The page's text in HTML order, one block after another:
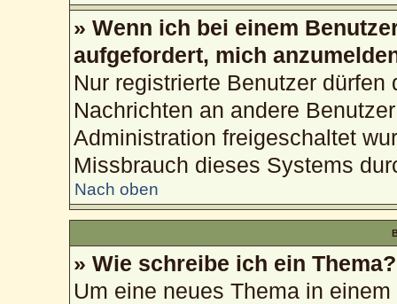
» Wenn ich bei einem
aufgefordert, mich
Nur registrierte Benutzer
Nachrichten an andere
Administration freigeschaltet
Missbrauch dieses Systems
Nach oben
» Wie schreibe ich ein Thema?
Um eine neues Thema in